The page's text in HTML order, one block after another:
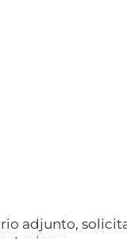
adjunto,